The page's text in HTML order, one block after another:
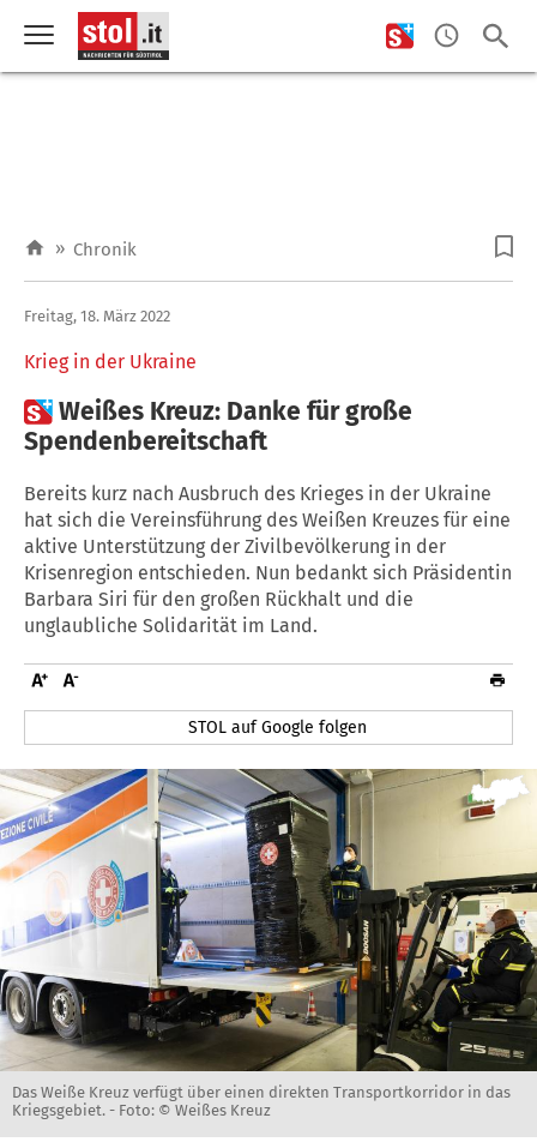
» Chronik
Krieg in der Ukraine
Freitag, 18. März 2022
Weißes Kreuz: Danke für große
Spendenbereitschaft
Bereits kurz nach Ausbruch des Krieges in der Ukraine
hat sich die Vereinsführung des Weißen Kreuzes für eine
aktive Unterstützung der Zivilbevölkerung in der
Krisenregion entschieden. Nun bedankt sich Präsidentin
Barbara Siri für den großen Rückhalt und die
unglaubliche Solidarität im Land.
STOL auf Google folgen
Das Weiße Kreuz verfügt über einen direkten Transportkorridor in das
Kriegsgebiet. - Foto: © Weißes Kreuz